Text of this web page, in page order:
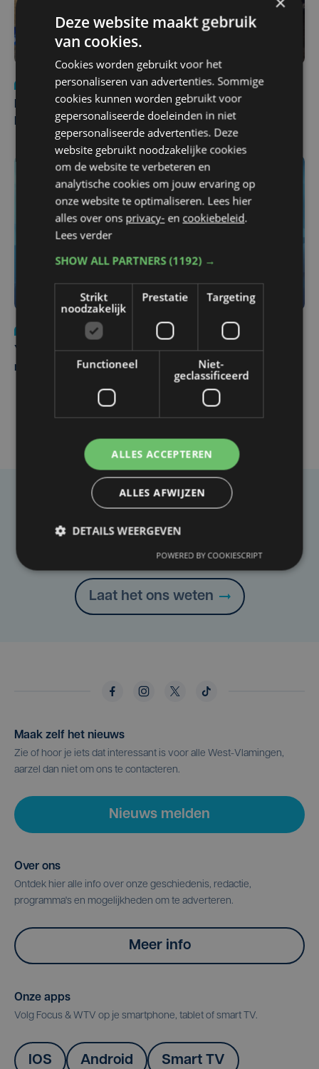
Nieuws
di 4 augustus | 09:32
Man en vrouw dood aangetroffen in woning in Sint-
Pieters Brugge
do 6 augustus | 21:30
Yaro (19), slachtoffer van vechtpartij, is na
maandenlange coma overleden
Taalfout opgemerkt?
Heb je een taal- of schrijffout opgemerkt in dit
artikel?
Laat het ons weten
Maak zelf het nieuws
Zie of hoor je iets dat interessant is voor alle West-Vlamingen,
aarzel dan niet om ons te contacteren.
Nieuws melden
Over ons
Ontdek hier alle info over onze geschiedenis, redactie,
programma's en mogelijkheden om te adverteren.
Meer info
Onze apps
Volg Focus & WTV op je smartphone, tablet of smart TV.
IOS Android Smart TV
Deze website maakt gebruik
van cookies.
Cookies worden gebruikt voor het
personaliseren van advertenties. Sommige
cookies kunnen worden gebruikt voor
gepersonaliseerde doeleinden in niet
gepersonaliseerde advertenties. Deze
website gebruikt noodzakelijke cookies
om de website te verbeteren en
analytische cookies om jouw ervaring op
onze website te optimaliseren. Lees hier
alles over ons privacy- en cookiebeleid.
Lees verder
SHOW ALL PARTNERS(1192) →
Strikt
noodzakelijk
Prestatie Targeting
Functioneel
Niet-
geclassificeerd
ALLES ACCEPTEREN
ALLES AFWIJZEN
DETAILS WEERGEVEN
POWERED BY COOKIESCRIPT